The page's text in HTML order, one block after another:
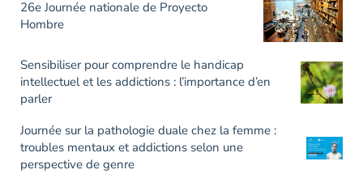
26e Journée nationale de Proyecto
Hombre
Sensibiliser pour comprendre le handicap
intellectuel et les addictions : l’importance d’en
parler
Journée sur la pathologie duale chez la femme :
troubles mentaux et addictions selon une
perspective de genre